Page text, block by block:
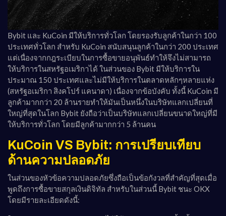
Bybit และ KuCoin มีให้บริการทั่วโลก โดยรองรับลูกค้าในกว่า 100
ประเทศทั่วโลก สำหรับ KuCoin สนับสนุนลูกค้าในกว่า 200 ประเทศ
แต่เนื่องจากกฎระเบียบในการซื้อขายอนุพันธ์ทำให้จึงไม่สามารถ
ให้บริการในสหรัฐอเมริกาได้ ในส่วนของ Bybit มีให้บริการใน
ประมาณ 150 ประเทศและไม่มีให้บริการในตลาดหลักๆหลายแห่ง
(สหรัฐอเมริกา สิงคโปร์ แคนาดา) เนื่องจากข้อบังคับ ทั้งนี้ KuCoin มี
ลูกค้ามากกว่า 20 ล้านรายทำให้มันเป็นหนึ่งในบริษัทแลกเปลี่ยนที่
ใหญ่ที่สุดในโลก Bybit ยังถือว่าเป็นบริษัทแลกเปลี่ยนขนาดใหญ่ที่มี
ให้บริการทั่วโลก โดยมีลูกค้ามากกว่า 5 ล้านคน
KuCoin VS Bybit: การเปรียบเทียบ
ด้านความปลอดภัย
ในส่วนของหัวข้อความปลอดภัยซึ่งถือเป็นข้อกังวลที่สำคัญที่สุดเมื่อ
พูดถึงการซื้อขายสกุลเงินดิจิทัล สำหรับในส่วนนี้ Bybit ชนะ OKX
โดยมีรายละเอียดดังนี้: